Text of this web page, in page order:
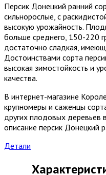
Персик Донецкий ранний
сильнорослые, с
высокую урожайность.
больше среднего, 150-220
достаточно сладкая,
Достоинствами сорта
высокая зимостойкость и
качества.
В интернет-магазине
крупномеры и саженцы
других плодовых деревьев
описание персик Донецкий
Детали